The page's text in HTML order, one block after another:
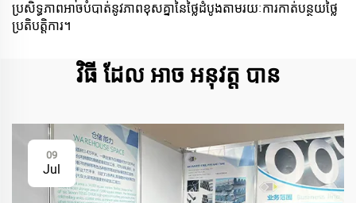
ប្រសិទ្ធភាពអាចបំបាត់នូវភាពខុសគ្នានៃថ្លៃដំបូងតាមរយៈការកាត់បន្ថយថ្លៃ
ប្រតិបត្តិការ។
វិធី ដែល អាច អនុវត្ត បាន
09
Jul